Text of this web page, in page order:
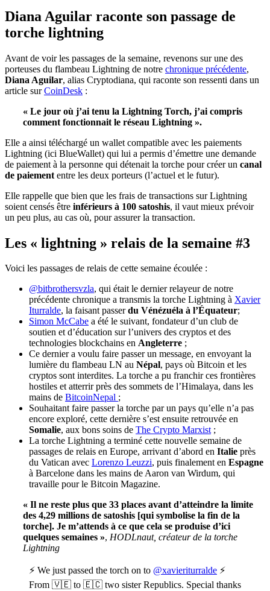
Diana Aguilar raconte son passage de
torche lightning
Avant de voir les passages de la semaine, revenons sur une des
porteuses du flambeau Lightning de notre chronique précédente,
Diana Aguilar, alias Cryptodiana, qui raconte son ressenti dans un
article surCoinDesk :
« Le jour où j’ai tenu la Lightning Torch, j’ai compris
comment fonctionnait le réseau Lightning ».
Elle a ainsi téléchargé un wallet compatible avec les paiements
Lightning (ici BlueWallet) qui lui a permis d’émettre une demande
de paiement à la personne qui détenait la torche pour créer un canal
de paiement entre les deux porteurs (l’actuel et le futur).
Elle rappelle que bien que les frais de transactions sur Lightning
soient censés être inférieurs à 100 satoshis, il vaut mieux prévoir
un peu plus, au cas où, pour assurer la transaction.
Les « lightning » relais de la semaine #3
Voici les passages de relais de cette semaine écoulée :
@bitbrothersvzla, qui était le dernier relayeur de notre
précédente chronique a transmis la torche Lightning à Xavier
Iturralde, la faisant passerdu Vénézuéla à l’Équateur;
Simon McCabe a été le suivant, fondateur d’un club de
soutien et d’éducation sur l’univers des cryptos et des
technologies blockchains en Angleterre ;
Ce dernier a voulu faire passer un message, en envoyant la
lumière du flambeau LN au Népal, pays où Bitcoin et les
cryptos sont interdites. La torche a pu franchir ces frontières
hostiles et atterrir près des sommets de l’Himalaya, dans les
mains de BitcoinNepal ;
Souhaitant faire passer la torche par un pays qu’elle n’a pas
encore exploré, cette dernière s’est ensuite retrouvée en
Somalie, aux bons soins de The Crypto Marxist;
La torche Lightning a terminé cette nouvelle semaine de
passages de relais en Europe, arrivant d’abord en Italie près
du Vatican avec Lorenzo Leuzzi, puis finalement en Espagne
à Barcelone dans les mains de Aaron van Wirdum, qui
travaille pour le Bitcoin Magazine.
« Il ne reste plus que 33 places avant d’atteindre la limite
des 4,29 millions de satoshis [qui symbolise la fin de la
torche]. Je m’attends à ce que cela se produise d’ici
quelques semaines », HODLnaut, créateur de la torche
Lightning
⚡ We just passed the torch on to @xavieriturralde ⚡
From 🇻🇪 to 🇪🇨 two sister Republics. Special thanks